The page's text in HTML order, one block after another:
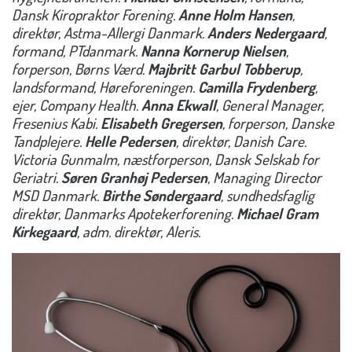
Dansk Kiropraktor Forening.Anne Holm Hansen,
direktør, Astma-Allergi Danmark.Anders Nedergaard,
formand, PTdanmark. Nanna Kornerup Nielsen,
forperson, Børns Værd. Majbritt Garbul Tobberup,
landsformand, Høreforeningen. Camilla Frydenberg,
ejer, Company Health.Anna Ekwall, General Manager,
Fresenius Kabi. Elisabeth Gregersen, forperson, Danske
Tandplejere. Helle Pedersen, direktør, Danish Care.
Victoria Gunmalm, næstforperson, Dansk Selskab for
Geriatri. Søren Granhøj Pedersen, Managing Director
MSD Danmark. Birthe Søndergaard, sundhedsfaglig
direktør, Danmarks Apotekerforening. Michael Gram
Kirkegaard, adm. direktør, Aleris.